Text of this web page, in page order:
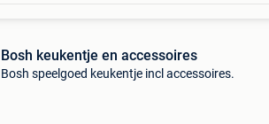
Bosh keukentje en accessoires
Bosh speelgoed keukentje incl accessoires.